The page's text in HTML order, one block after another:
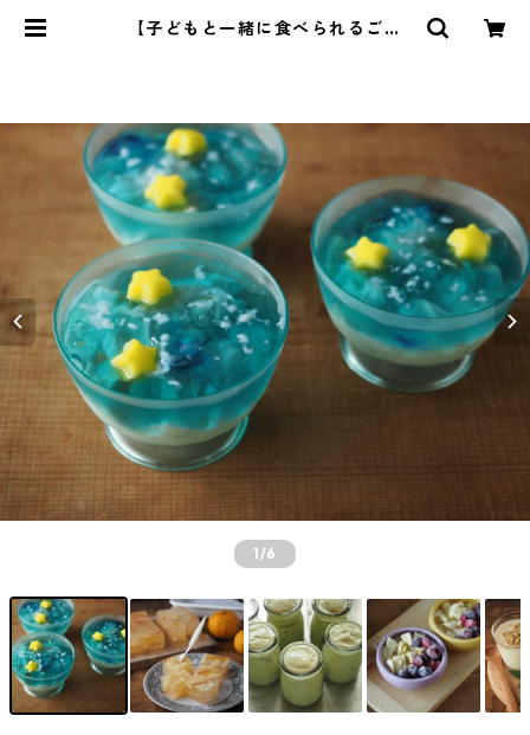
【子どもと一緒に食べられるごは
1/6